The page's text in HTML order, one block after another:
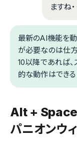
ますね・
最新のAI機能を
が必要なのは仕
10以降であれば
的な動作はできる
Alt + Space
パニオンウ